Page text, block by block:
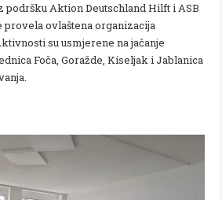
podršku Aktion Deutschland Hilft i ASB
provela ovlaštena organizacija
su usmjerene na jačanje
Foča, Goražde, Kiseljak i Jablanica